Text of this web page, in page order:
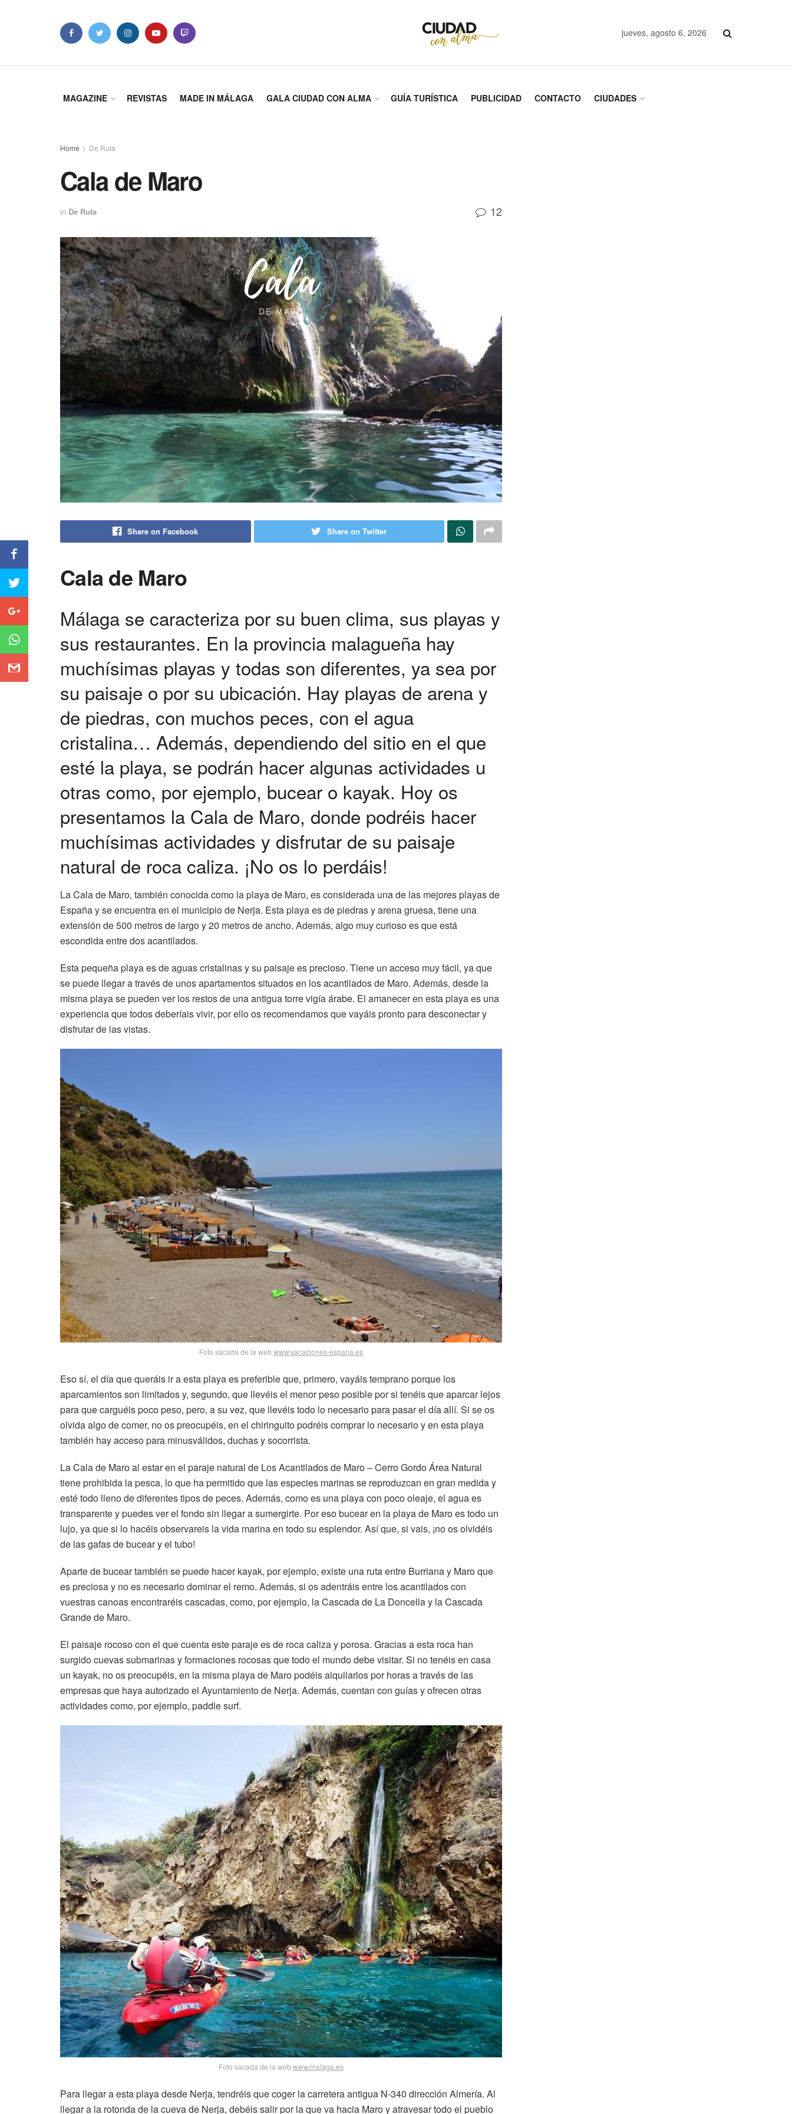
jueves, agosto 6, 2026
MAGAZINE REVISTAS MADE IN MÁLAGA GALA CIUDAD CON ALMA GUÍA TURÍSTICA PUBLICIDAD CONTACTO CIUDADES
Home De Ruta
Cala de Maro
in De Ruta 12
Share on Facebook Share on Twitter
Cala de Maro
Málaga se caracteriza por su buen clima, sus playas y
sus restaurantes. En la provincia malagueña hay
muchísimas playas y todas son diferentes, ya sea por
su paisaje o por su ubicación. Hay playas de arena y
de piedras, con muchos peces, con el agua
cristalina… Además, dependiendo del sitio en el que
esté la playa, se podrán hacer algunas actividades u
otras como, por ejemplo, bucear o kayak. Hoy os
presentamos la Cala de Maro, donde podréis hacer
muchísimas actividades y disfrutar de su paisaje
natural de roca caliza. ¡No os lo perdáis!
La Cala de Maro, también conocida como la playa de Maro, es considerada una de las mejores playas de
España y se encuentra en el municipio de Nerja. Esta playa es de piedras y arena gruesa, tiene una
extensión de 500 metros de largo y 20 metros de ancho. Además, algo muy curioso es que está
escondida entre dos acantilados.
Esta pequeña playa es de aguas cristalinas y su paisaje es precioso. Tiene un acceso muy fácil, ya que
se puede llegar a través de unos apartamentos situados en los acantilados de Maro. Además, desde la
misma playa se pueden ver los restos de una antigua torre vigía árabe. El amanecer en esta playa es una
experiencia que todos deberíais vivir, por ello os recomendamos que vayáis pronto para desconectar y
disfrutar de las vistas.
Foto sacada de la web www.vacaciones-espana.es
Eso sí, el día que queráis ir a esta playa es preferible que, primero, vayáis temprano porque los
aparcamientos son limitados y, segundo, que llevéis el menor peso posible por si tenéis que aparcar lejos
para que carguéis poco peso, pero, a su vez, que llevéis todo lo necesario para pasar el día allí. Si se os
olvida algo de comer, no os preocupéis, en el chiringuito podréis comprar lo necesario y en esta playa
también hay acceso para minusválidos, duchas y socorrista.
La Cala de Maro al estar en el paraje natural de Los Acantilados de Maro – Cerro Gordo Área Natural
tiene prohibida la pesca, lo que ha permitido que las especies marinas se reproduzcan en gran medida y
esté todo lleno de diferentes tipos de peces. Además, como es una playa con poco oleaje, el agua es
transparente y puedes ver el fondo sin llegar a sumergirte. Por eso bucear en la playa de Maro es todo un
lujo, ya que si lo hacéis observareis la vida marina en todo su esplendor. Así que, si vais, ¡no os olvidéis
de las gafas de bucear y el tubo!
Aparte de bucear también se puede hacer kayak, por ejemplo, existe una ruta entre Burriana y Maro que
es preciosa y no es necesario dominar el remo. Además, si os adentráis entre los acantilados con
vuestras canoas encontraréis cascadas, como, por ejemplo, la Cascada de La Doncella y la Cascada
Grande de Maro.
El paisaje rocoso con el que cuenta este paraje es de roca caliza y porosa. Gracias a esta roca han
surgido cuevas submarinas y formaciones rocosas que todo el mundo debe visitar. Si no tenéis en casa
un kayak, no os preocupéis, en la misma playa de Maro podéis alquilarlos por horas a través de las
empresas que haya autorizado el Ayuntamiento de Nerja. Además, cuentan con guías y ofrecen otras
actividades como, por ejemplo, paddle surf.
Foto sacada de la web www.malaga.es
Para llegar a esta playa desde Nerja, tendréis que coger la carretera antigua N-340 dirección Almería. Al
llegar a la rotonda de la cueva de Nerja, debéis salir por la que va hacia Maro y atravesar todo el pueblo